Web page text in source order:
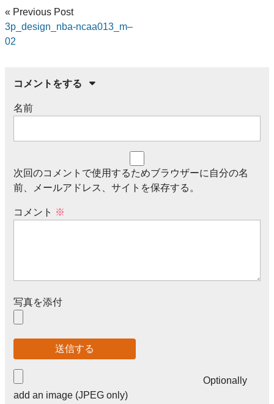
« Previous Post
3p_design_nba-ncaa013_m–
02
コメントをする
名前
次回のコメントで使用するためブラウザーに自分の名
前、メールアドレス、サイトを保存する。
コメント ※
写真を添付
Optionally
add an image (JPEG only)